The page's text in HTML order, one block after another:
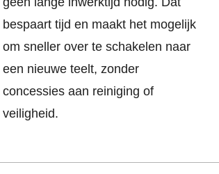
bespaart tijd en maakt het mogelijk
om sneller over te schakelen naar
een nieuwe teelt, zonder
concessies aan reiniging of
veiligheid.